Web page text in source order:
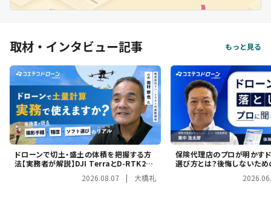
取材・インタビュー記事 もっと見る
ドローンで切土・盛土の体積を把握する方
法【実務者が解説】DJI TerraとD-RTK2で
XYZ方向の誤差5cm以内を出す実務手順
2026.08.07 | 大橋礼
保険代理店のプロが明かす
選び方とは？後悔しないた